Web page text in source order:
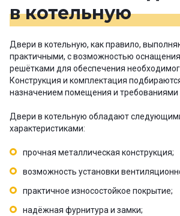
в котельную
Двери в котельную, как правило,
практичными, с возможностью
решётками для обеспечения
Конструкция и комплектация
назначением помещения и требованиями
Двери в котельную обладают
характеристиками:
прочная металлическая конструкция;
возможность установки
практичное износостойкое покрытие;
надёжная фурнитура и замки;